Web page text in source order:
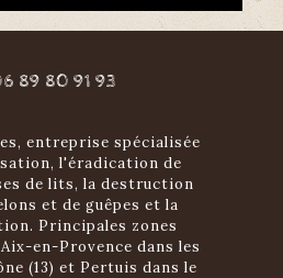
89 80 91 93
entreprise spécialisée
l'éradication de
de lits, la destruction
et de guêpes et la
Principales zones
en-Provence dans les
(13) et Pertuis dans le